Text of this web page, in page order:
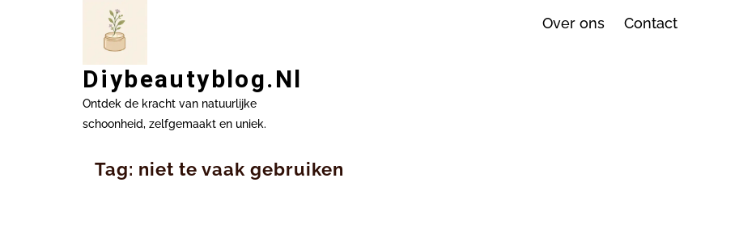
Diybeautyblog.nl
Ontdek de kracht van natuurlijke
schoonheid, zelfgemaakt en uniek.
Over ons Contact
Tag: niet te vaak gebruiken